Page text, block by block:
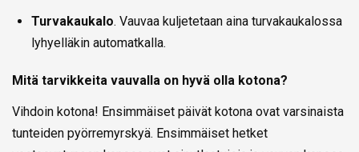
Turvakaukalo. Vauvaa kuljetetaan aina turvakaukalossa
lyhyelläkin automatkalla.
Mitä tarvikkeita vauvalla on hyvä olla kotona?
Vihdoin kotona! Ensimmäiset päivät kotona ovat varsinaista
tunteiden pyörremyrskyä. Ensimmäiset hetket